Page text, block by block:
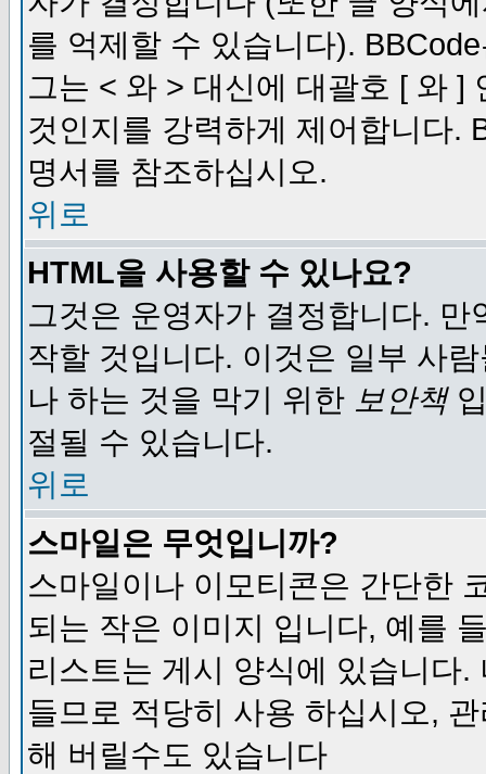
를 억제할 수 있습니다).
그는 < 와 > 대신에 대괄호 [ 와 ]
것인지를 강력하게 제어합니다.
명서를 참조하십시오.
위로
HTML을 사용할 수 있나요?
그것은 운영자가 결정합니다.
작할 것입니다. 이것은 일부 사
나 하는 것을 막기 위한 보안책
절될 수 있습니다.
위로
스마일은 무엇입니까?
스마일이나 이모티콘은 간단한
되는 작은 이미지 입니다, 예를
리스트는 게시 양식에 있습니다
들므로 적당히 사용 하십시오,
해 버릴수도 있습니다